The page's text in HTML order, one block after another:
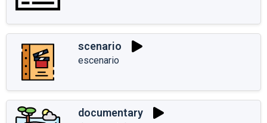
scenario
escenario
documentary